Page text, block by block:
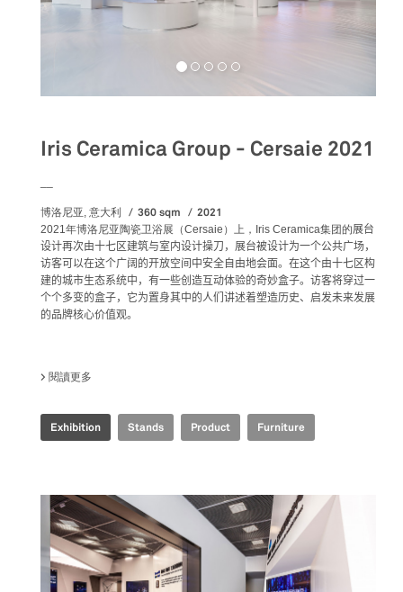
Iris Ceramica Group - Cersaie 2021
博洛尼亚, 意大利 360 sqm 2021
2021年博洛尼亚陶瓷卫浴展（Cersaie）上， Iris Ceramica集团的展台
设计再次由十七区建筑与室内设计操刀，展台被设计为一个公共广场，
访客可以在这个广阔的开放空间中安全自由地会面。在这个由十七区构
建的城市生态系统中，有一些创造互动体验的奇妙盒子。访客将穿过一
个个多变的盒子，它为置身其中的人们讲述着塑造历史、启发未来发展
的品牌核心价值观。
閱讀更多
Exhibition Stands Product Furniture